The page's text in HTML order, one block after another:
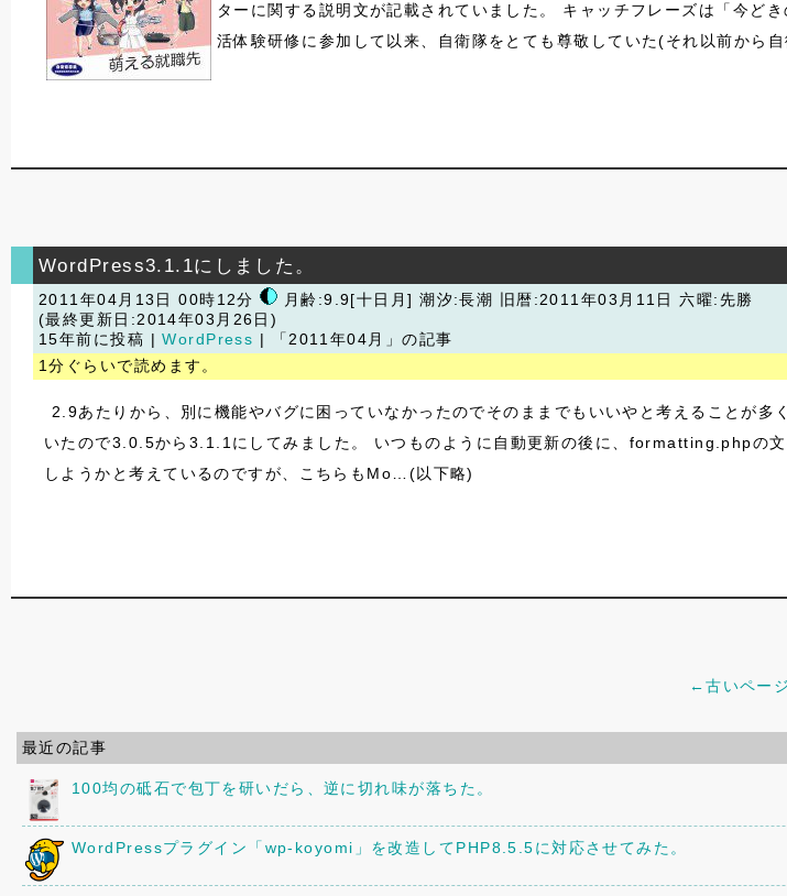
ターに関する説明文が記載されていました。 キャッチフレーズは「今ど
活体験研修に参加して以来、自衛隊をとても尊敬していた(それ以前から
WordPress3.1.1にしました。
2011年04月13日 00時12分 月齢:9.9[十日月] 潮汐:長潮
旧暦:2011年03月11日 六曜:先勝
(最終更新日:2014年03月26日)
15年前に投稿 |WordPress | 「2011年04月」の記事
1分ぐらいで読めます。
2.9あたりから、別に機能やバグに困っていなかったのでそのままでもいいやと考えることが
いたので3.0.5から3.1.1にしてみました。 いつものように自動更新の後に、formatting.phpの
しようかと考えているのですが、こちらもMo…(以下略)
←古いページ
最近の記事
100均の砥石で包丁を研いだら、逆に切れ味が落ちた。
WordPressプラグイン「wp-koyomi」を改造してPHP8.5.5に対応させてみた。